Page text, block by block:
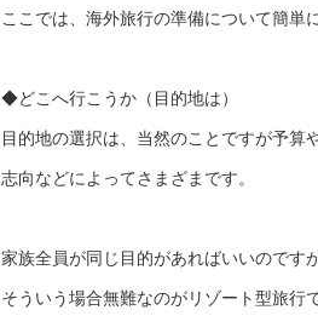
ここでは、海外旅行の準備について簡単
◆どこへ行こうか（目的地は）
目的地の選択は、当然のことですが予算
志向などによってさまざまです。
家族全員が同じ目的があればいいのです
そういう場合無難なのがリゾート型旅行で